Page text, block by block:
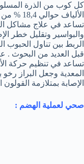
كل كوب من الذرة
الألياف
تساعد في علاج مشاكل
والبواسير وتقليل خطر
الربط بين تناول
قبل العديد من البحوث .
تساعد في تنظيم حركة
المعدية وجعل البراز
الإصابة بمتلازمة
صحي لعملية الهضم :